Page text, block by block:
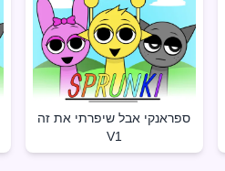
ספראנקי אבל שיפרתי את זה
V1